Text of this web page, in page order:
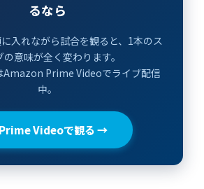
るなら
入れながら試合を観ると、1本のス
の意味が全く変わります。
Amazon Prime Videoでライブ配信
中。
Videoで観る →